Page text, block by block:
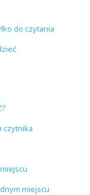
do czytania
czytnika
miejscu